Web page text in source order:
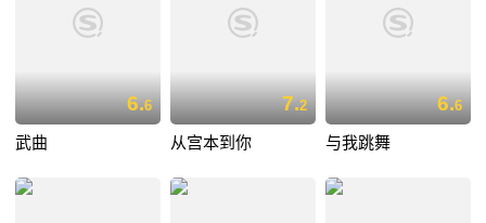
6.6
武曲
7.2
从宫本到你
6.6
与我跳舞